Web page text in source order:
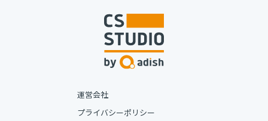
運営会社
プライバシーポリシー